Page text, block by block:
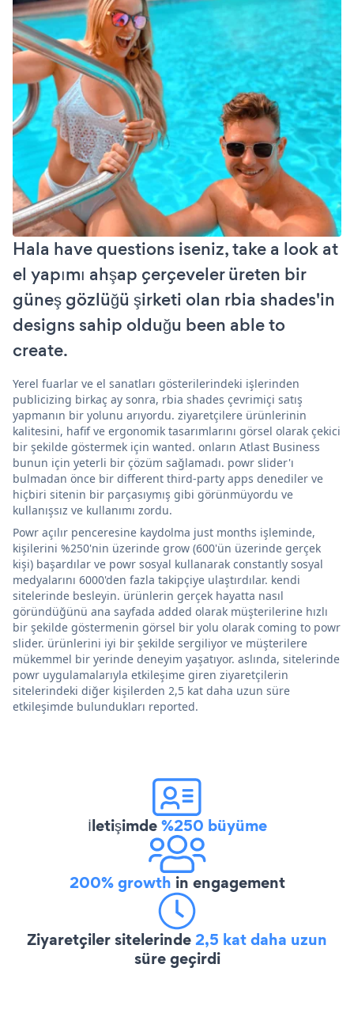
Hala have questions iseniz, take a look at
el yapımı ahşap çerçeveler üreten bir
güneş gözlüğü şirketi olan rbia shades'in
designs sahip olduğu been able to
create.
Yerel fuarlar ve el sanatları gösterilerindeki işlerinden
publicizing birkaç ay sonra, rbia shades çevrimiçi satış
yapmanın bir yolunu arıyordu. ziyaretçilere ürünlerinin
kalitesini, hafif ve ergonomik tasarımlarını görsel olarak çekici
bir şekilde göstermek için wanted. onların Atlast Business
bunun için yeterli bir çözüm sağlamadı. powr slider'ı
bulmadan önce bir different third-party apps denediler ve
hiçbiri sitenin bir parçasıymış gibi görünmüyordu ve
kullanışsız ve kullanımı zordu.
Powr açılır penceresine kaydolma just months işleminde,
kişilerini %250'nin üzerinde grow (600'ün üzerinde gerçek
kişi) başardılar ve powr sosyal kullanarak constantly sosyal
medyalarını 6000'den fazla takipçiye ulaştırdılar. kendi
sitelerinde besleyin. ürünlerin gerçek hayatta nasıl
göründüğünü ana sayfada added olarak müşterilerine hızlı
bir şekilde göstermenin görsel bir yolu olarak coming to powr
slider. ürünlerini iyi bir şekilde sergiliyor ve müşterilere
mükemmel bir yerinde deneyim yaşatıyor. aslında, sitelerinde
powr uygulamalarıyla etkileşime giren ziyaretçilerin
sitelerindeki diğer kişilerden 2,5 kat daha uzun süre
etkileşimde bulundukları reported.
İletişimde%250 büyüme
200% growth in engagement
Ziyaretçiler sitelerinde2,5 kat daha uzun
süre geçirdi